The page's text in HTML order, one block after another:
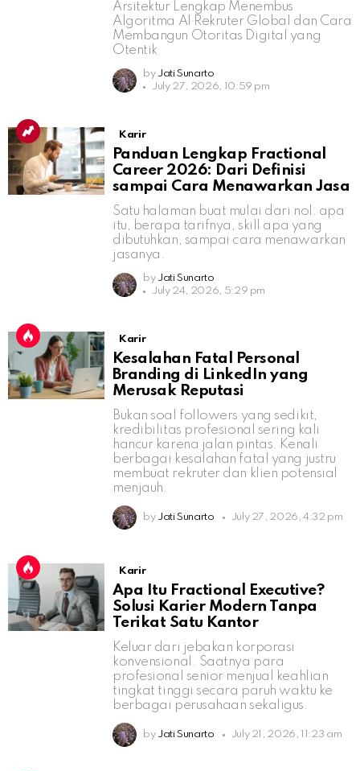
Arsitektur Lengkap Menembus
Algoritma AI Rekruter Global dan Cara
Membangun Otoritas Digital yang
Otentik
by Jati Sunarto
July 27, 2026, 10:59 pm
Karir
Panduan Lengkap Fractional
Career 2026: Dari Definisi
sampai Cara Menawarkan Jasa
Satu halaman buat mulai dari nol: apa
itu, berapa tarifnya, skill apa yang
dibutuhkan, sampai cara menawarkan
jasanya.
by Jati Sunarto
July 24, 2026, 5:29 pm
Karir
Kesalahan Fatal Personal
Branding di LinkedIn yang
Merusak Reputasi
Bukan soal followers yang sedikit,
kredibilitas profesional sering kali
hancur karena jalan pintas. Kenali
berbagai kesalahan fatal yang justru
membuat rekruter dan klien potensial
menjauh.
by Jati Sunarto July 27, 2026, 4:32 pm
Karir
Apa Itu Fractional Executive?
Solusi Karier Modern Tanpa
Terikat Satu Kantor
Keluar dari jebakan korporasi
konvensional. Saatnya para
profesional senior menjual keahlian
tingkat tinggi secara paruh waktu ke
berbagai perusahaan sekaligus.
by Jati Sunarto July 21, 2026, 11:23 am